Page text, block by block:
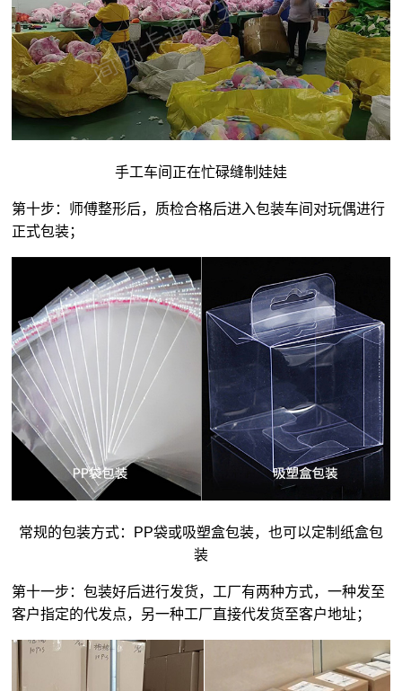
手工车间正在忙碌缝制娃娃
第十步：师傅整形后，质检合格后进入包装车间对玩偶进行
正式包装；
常规的包装方式：PP袋或吸塑盒包装，也可以定制纸盒包
装
第十一步：包装好后进行发货，工厂有两种方式，一种发至
客户指定的代发点，另一种工厂直接代发货至客户地址；